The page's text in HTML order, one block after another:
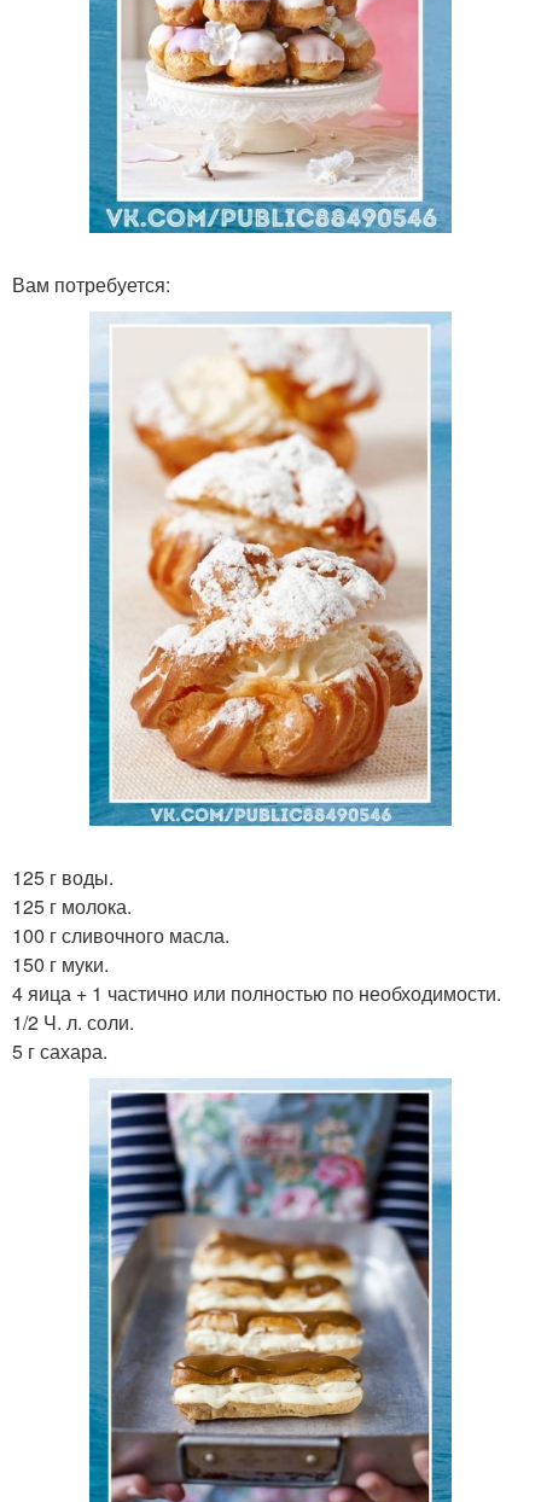
Вам потребуется:
125 г воды.
125 г молока.
100 г сливочного масла.
150 г муки.
4 яица + 1 частично или полностью по необходимости.
1/2 Ч. л. соли.
5 г сахара.